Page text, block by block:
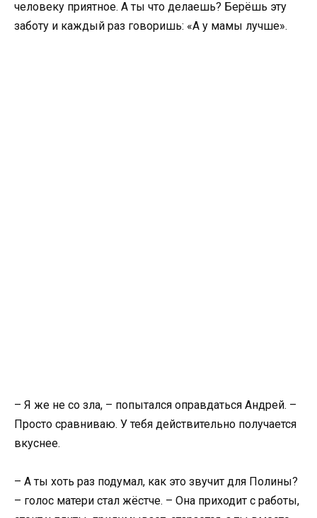
человеку приятное. А ты что делаешь? Берёшь эту
заботу и каждый раз говоришь: «А у мамы лучше».
– Я же не со зла, – попытался оправдаться Андрей. –
Просто сравниваю. У тебя действительно получается
вкуснее.
– А ты хоть раз подумал, как это звучит для Полины?
– голос матери стал жёстче. – Она приходит с работы,